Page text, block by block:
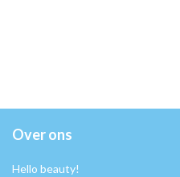
Over ons
Hello beauty!